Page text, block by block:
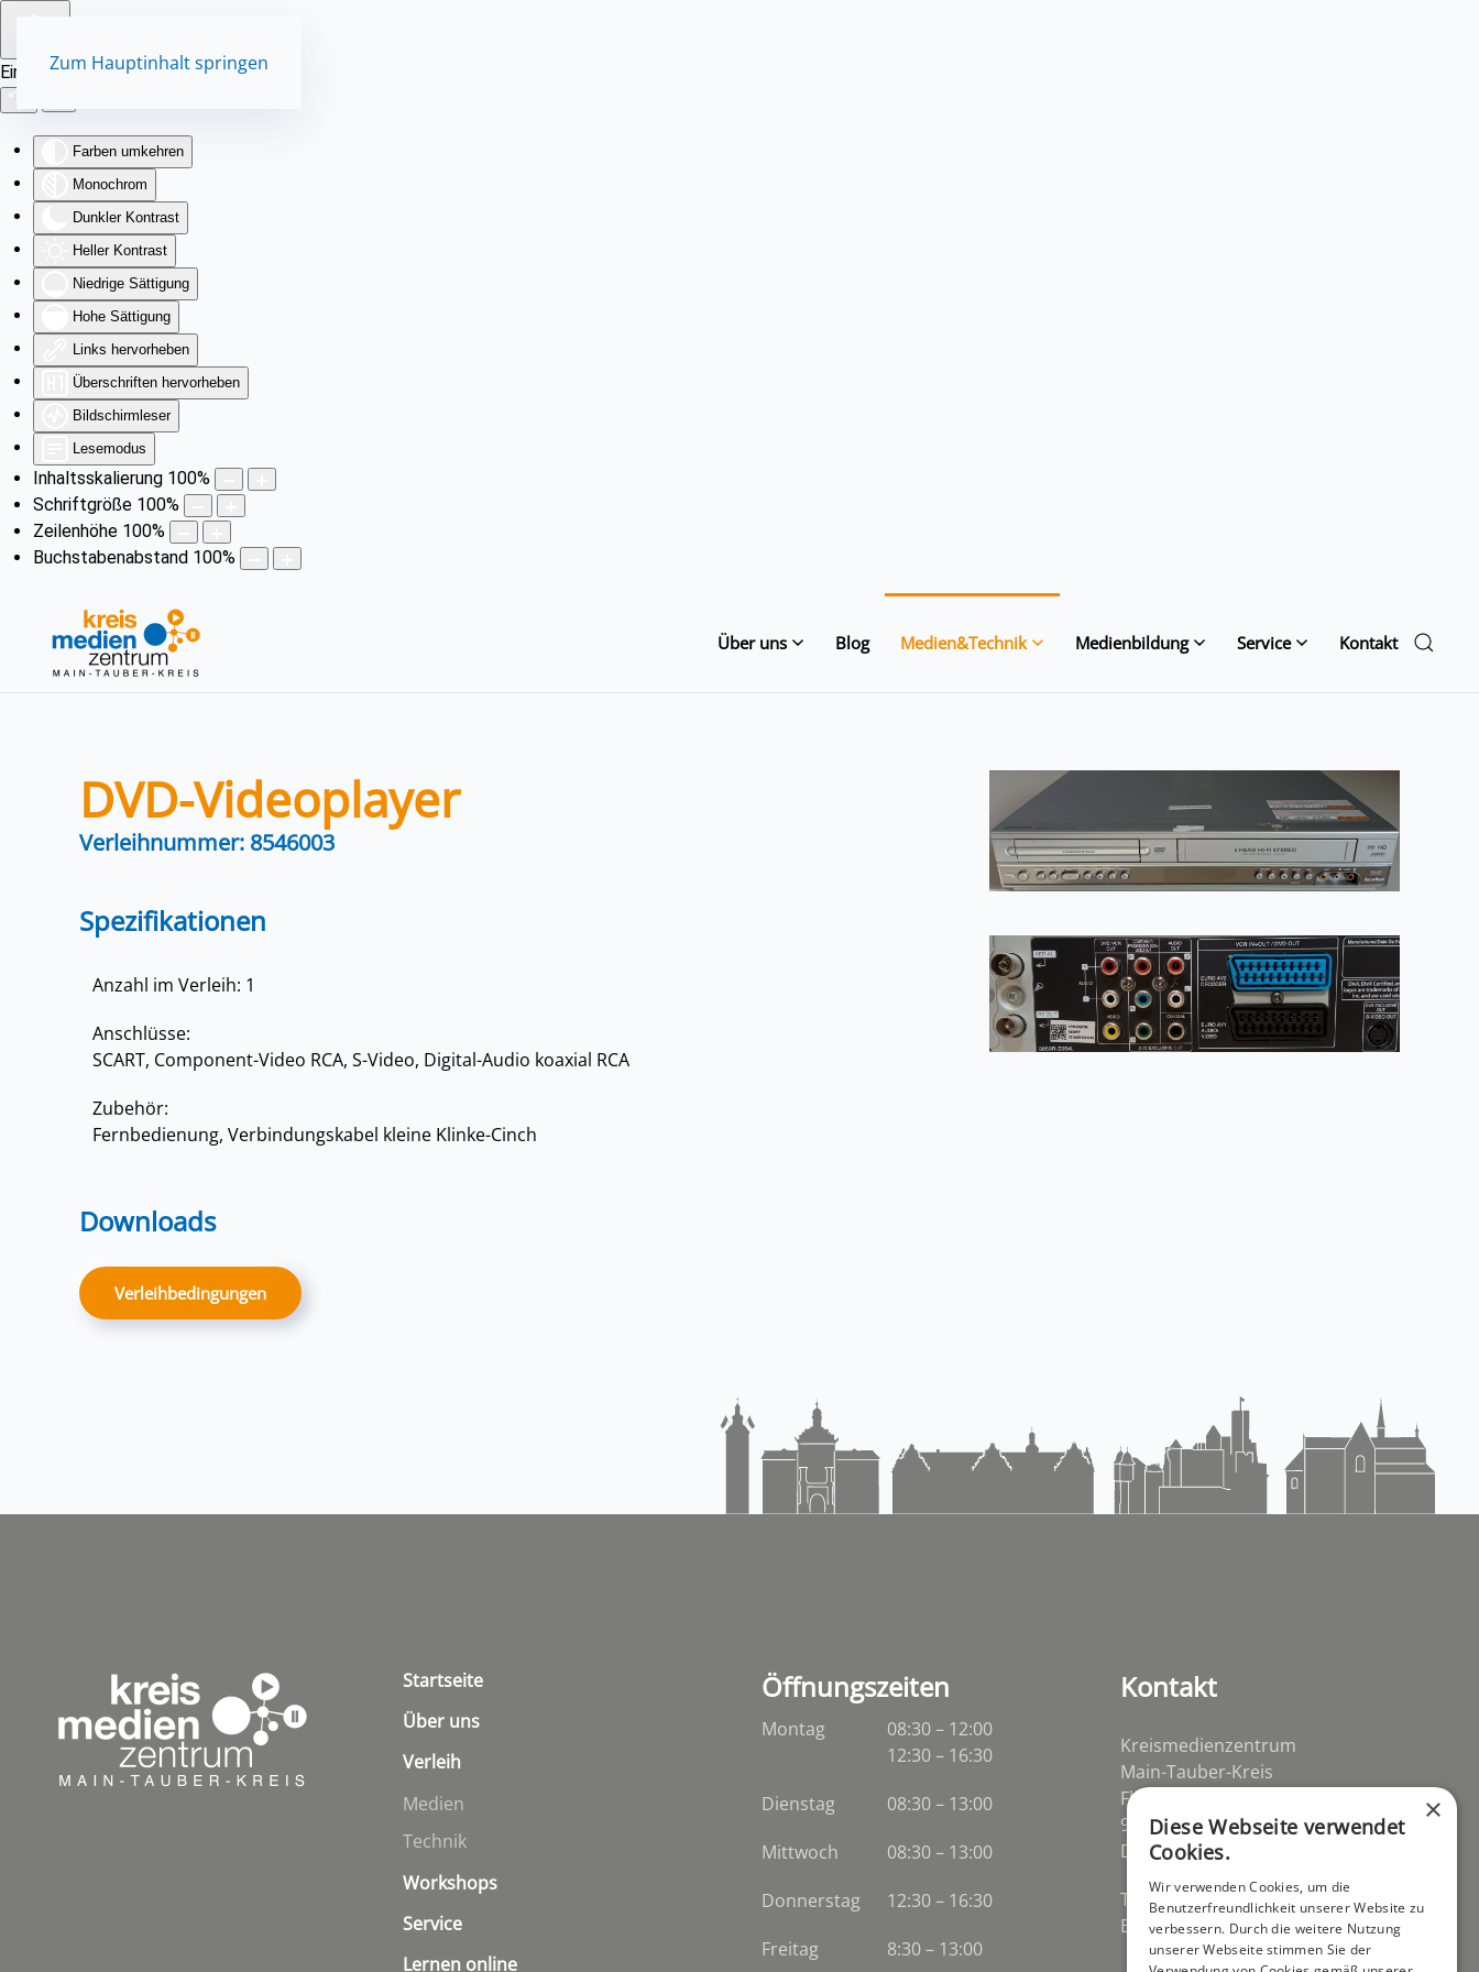
Eingabehilfen öffnen
Farben umkehren
Monochrom
Dunkler Kontrast
Heller Kontrast
Niedrige Sättigung
Hohe Sättigung
Links hervorheben
Überschriften hervorheben
Bildschirmleser
Lesemodus
Inhaltsskalierung 100%
Schriftgröße 100%
Zeilenhöhe 100%
Buchstabenabstand 100%
Zum Hauptinhalt springen
Über uns Blog Medien&Technik Medienbildung Service Kontakt
DVD-Videoplayer
Verleihnummer: 8546003
Spezifikationen
Anzahl im Verleih: 1
Anschlüsse:
SCART, Component-Video RCA, S-Video, Digital-Audio koaxial RCA
Zubehör:
Fernbedienung, Verbindungskabel kleine Klinke-Cinch
Downloads
Verleihbedingungen
Startseite
Über uns
Verleih
Medien
Technik
Workshops
Service
Lernen online
Öffnungszeiten
Montag
08:30 – 12:00
12:30 – 16:30
Dienstag
08:30– 13:00
Mittwoch
08:30– 13:00
Donnerstag
12:30 – 16:30
Freitag
8:30 – 13:00
Kontakt
Kreismedienzentrum
Main-Tauber-Kreis
Flurstraße 2
97941 Tauberbischofsheim-
Distelhausen
Telefon 09341 84670
E-Mailpost@kmz-tbb.de
×
Diese Webseite verwendet
Cookies.
Wir verwenden Cookies, um die
Benutzerfreundlichkeit unserer Website zu
verbessern. Durch die weitere Nutzung
unserer Webseite stimmen Sie der